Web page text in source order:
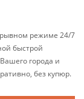
режиме 24/7
быстрой
города и
без купюр.